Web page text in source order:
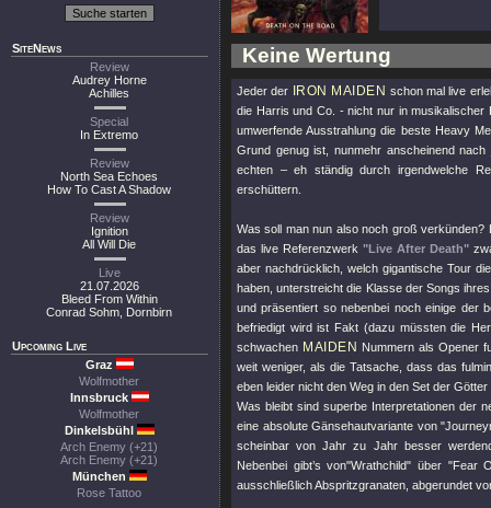
SiteNews
Review
Audrey Horne
Achilles
Special
In Extremo
Review
North Sea Echoes
How To Cast A Shadow
Review
Ignition
All Will Die
Live
21.07.2026
Bleed From Within
Conrad Sohm, Dornbirn
Upcoming Live
Graz
Wolfmother
Innsbruck
Wolfmother
Dinkelsbühl
Arch Enemy (+21)
Arch Enemy (+21)
München
Rose Tattoo
Keine Wertung
Jeder der IRON MAIDEN schon mal live
die Harris und Co. - nicht nur in musikalischer
umwerfende Ausstrahlung die beste Heavy
Grund genug ist, nunmehr anscheinend
echten – eh ständig durch irgendwelche
erschüttern.
Was soll man nun also noch groß
das live Referenzwerk "Live After Death"
aber nachdrücklich, welch gigantische Tour
haben, unterstreicht die Klasse der Songs
und präsentiert so nebenbei noch einige der
befriedigt wird ist Fakt (dazu müssten die
schwachen MAIDEN Nummern als Opener
weit weniger, als die Tatsache, dass das
eben leider nicht den Weg in den Set der
Was bleibt sind superbe Interpretationen der
eine absolute Gänsehautvariante von
scheinbar von Jahr zu Jahr besser
Nebenbei gibt’s von"Wrathchild" über "Fear
ausschließlich Abspritzgranaten, abgerundet